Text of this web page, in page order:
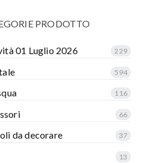
PRODOTTO
01 Luglio 2026 229
594
116
66
da decorare 37
13